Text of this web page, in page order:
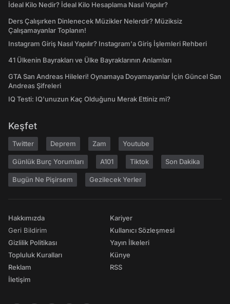
İdeal Kilo Nedir? İdeal Kilo Hesaplama Nasıl Yapılır?
Ders Çalışırken Dinlenecek Müzikler Nelerdir? Müziksiz
Çalışamayanlar Toplanın!
Instagram Giriş Nasıl Yapılır? Instagram'a Giriş İşlemleri Rehberi
41 Ülkenin Bayrakları ve Ülke Bayraklarının Anlamları
GTA San Andreas Hileleri! Oynamaya Doyamayanlar İçin Güncel San
Andreas Şifreleri
IQ Testi: IQ'unuzun Kaç Olduğunu Merak Ettiniz mi?
Keşfet
Twitter Deprem Zam Youtube
Günlük Burç Yorumları A101 Tiktok Son Dakika
Bugün Ne Pişirsem Gezilecek Yerler
Hakkımızda
Geri Bildirim
Gizlilik Politikası
Topluluk Kuralları
Reklam
İletişim
Kariyer
Kullanıcı Sözleşmesi
Yayın İlkeleri
Künye
RSS